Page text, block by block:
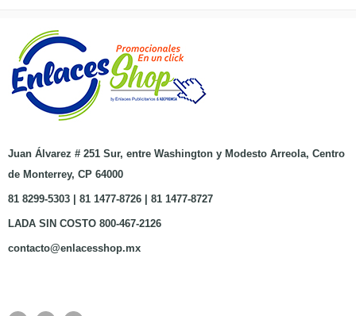
Juan Álvarez # 251 Sur, entre Washington y Modesto Arreola, Centro
de Monterrey, CP 64000
81 8299-5303 | 81 1477-8726 | 81 1477-8727
LADA SIN COSTO 800-467-2126
contacto@enlacesshop.mx